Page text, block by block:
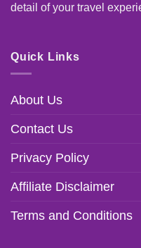
detail of your travel
Quick Links
About Us
Contact Us
Privacy Policy
Affiliate Disclaimer
Terms and Conditions